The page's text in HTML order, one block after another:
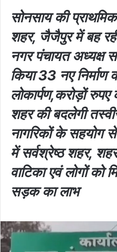
सोनसाय की
शहर, जैजैपुर में बह
नगर पंचायत अध्यक्ष
किया 33 नए निर्माण
लोकार्पण,करोड़ों
शहर की बदलेगी
नागरिकों के सहयोग
में सर्वश्रेष्ठ शहर,
वाटिका एवं लोगों को
सड़क का लाभ